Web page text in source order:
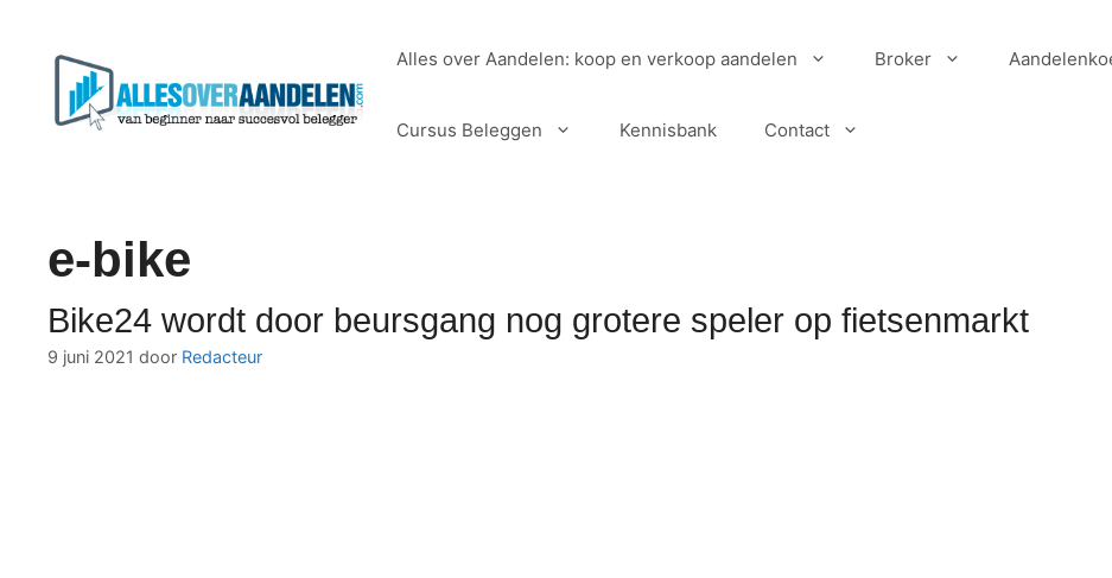
Alles over Aandelen: koop en verkoop aandelen Broker
Cursus Beleggen Kennisbank Contact
e-bike
Bike24 wordt door beursgang nog grotere speler op fietsenmarkt
9 juni 2021 door Redacteur